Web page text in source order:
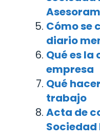
Cómo se
diario
Qué es
empresa
Qué
trabajo
Acta de
Sociedad